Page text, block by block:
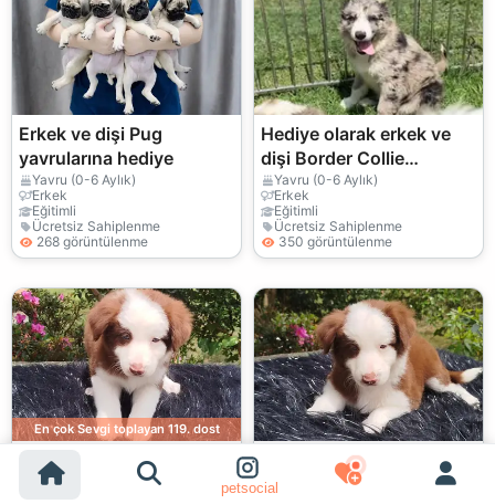
petsocial
Erkek ve dişi Pug
yavrularına hediye
Yavru (0-6 Aylık)
Erkek
Eğitimli
Ücretsiz Sahiplenme
268 görüntülenme
Hediye olarak erkek ve
dişi Border Collie
yavruları verilecektir.
Yavru (0-6 Aylık)
Erkek
Eğitimli
Ücretsiz Sahiplenme
350 görüntülenme
En çok Sevgi toplayan 119. dost
Erkek ve dişi Border
Collie yavruları hediye
Sevimli Border Collie
Yavruları